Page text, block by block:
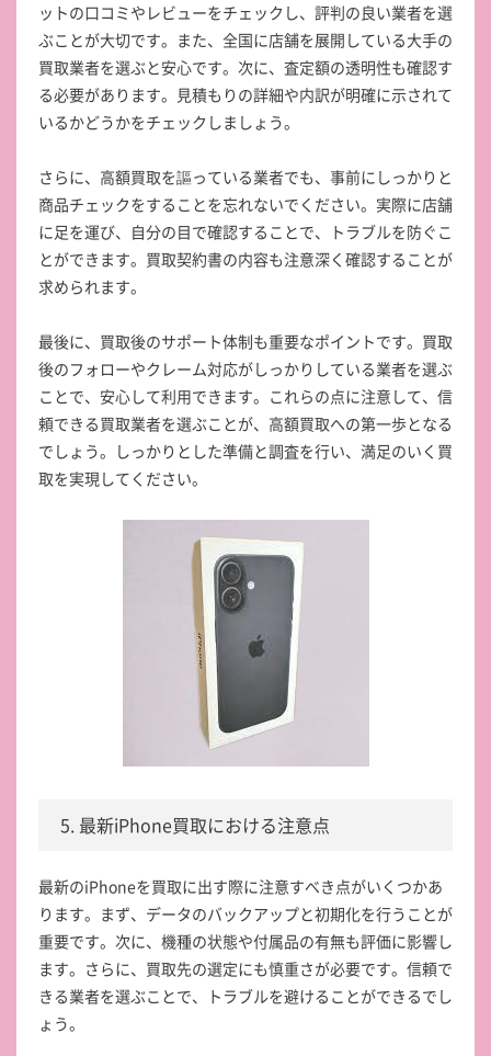
ットの口コミやレビューをチェックし、評判の良い業者を選
ぶことが大切です。また、全国に店舗を展開している大手の
買取業者を選ぶと安心です。次に、査定額の透明性も確認す
る必要があります。見積もりの詳細や内訳が明確に示されて
いるかどうかをチェックしましょう。
さらに、高額買取を謳っている業者でも、事前にしっかりと
商品チェックをすることを忘れないでください。実際に店舗
に足を運び、自分の目で確認することで、トラブルを防ぐこ
とができます。買取契約書の内容も注意深く確認することが
求められます。
最後に、買取後のサポート体制も重要なポイントです。買取
後のフォローやクレーム対応がしっかりしている業者を選ぶ
ことで、安心して利用できます。これらの点に注意して、信
頼できる買取業者を選ぶことが、高額買取への第一歩となる
でしょう。しっかりとした準備と調査を行い、満足のいく買
取を実現してください。
5. 最新iPhone買取における注意点
最新のiPhoneを買取に出す際に注意すべき点がいくつかあ
ります。まず、データのバックアップと初期化を行うことが
重要です。次に、機種の状態や付属品の有無も評価に影響し
ます。さらに、買取先の選定にも慎重さが必要です。信頼で
きる業者を選ぶことで、トラブルを避けることができるでし
ょう。